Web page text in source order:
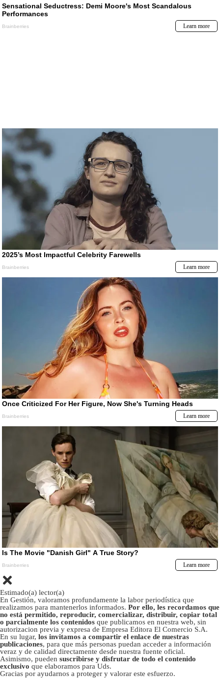
Estimado(a) lector(a)
En Gestión, valoramos profundamente la labor periodística que
realizamos para mantenerlos informados. Por ello, les recordamos que
no está permitido, reproducir, comercializar, distribuir, copiar total
o parcialmente los contenidos que publicamos en nuestra web, sin
autorizacion previa y expresa de Empresa Editora El Comercio S.A.
En su lugar, los invitamos a compartir el enlace de nuestras
publicaciones, para que más personas puedan acceder a información
veraz y de calidad directamente desde nuestra fuente oficial.
Asimismo, pueden suscribirse y disfrutar de todo el contenido
exclusivo que elaboramos para Uds.
Gracias por ayudarnos a proteger y valorar este esfuerzo.